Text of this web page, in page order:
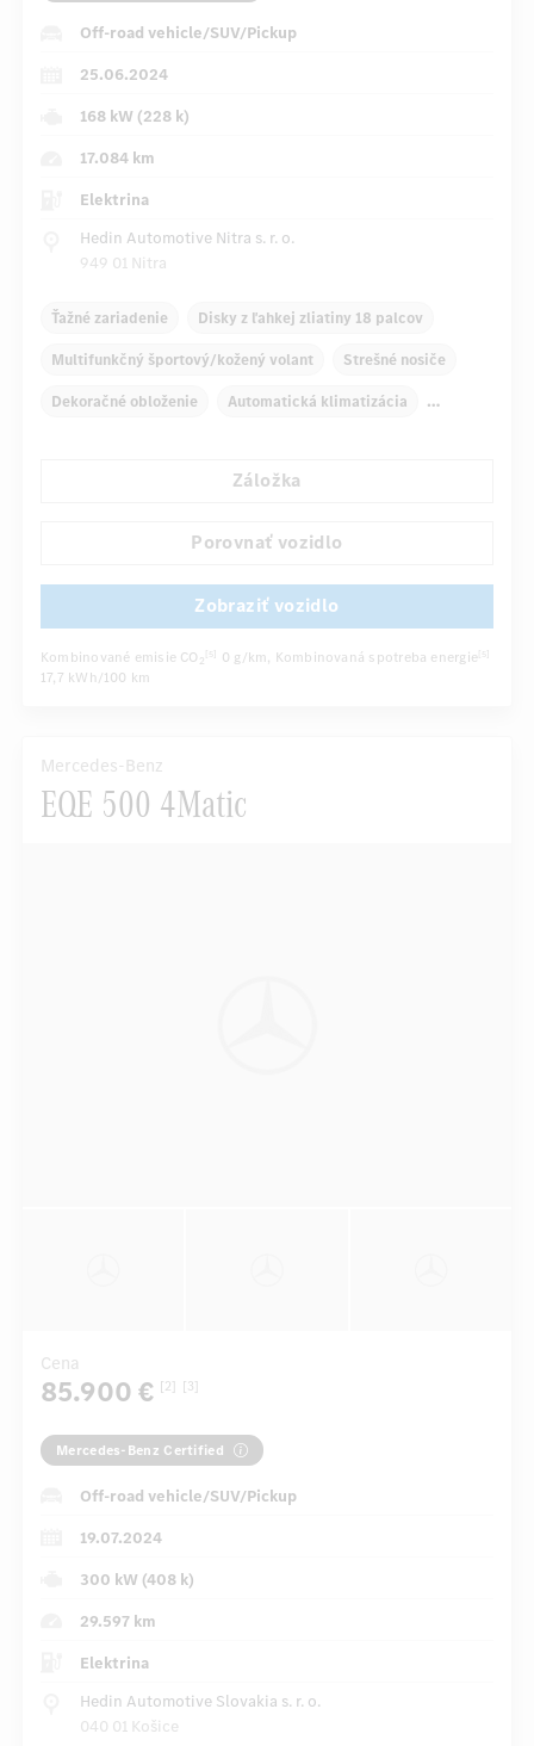
Off-road vehicle/SUV/Pickup
25.06.2024
168 kW (228 k)
17.084 km
Elektrina
Hedin Automotive Nitra s. r. o.
949 01 Nitra
Ťažné zariadenie Disky z ľahkej zliatiny 18 palcov
Multifunkčný športový/kožený volant Strešné nosiče
Dekoračné obloženie Automatická klimatizácia
Snímač dažďa
Záložka
Porovnať vozidlo
Zobraziť vozidlo
Kombinované emisie CO 2 [5] 0 g/km, Kombinovaná spotreba energie [5]
17,7 kWh/100 km
Mercedes-Benz
EQE 500 4Matic
Cena
85.900 € [2] [3]
Mercedes-Benz Certified
Off-road vehicle/SUV/Pickup
19.07.2024
300 kW (408 k)
29.597 km
Elektrina
Hedin Automotive Slovakia s. r. o.
040 01 Košice